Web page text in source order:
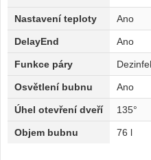
Nastavení teploty Ano
DelayEnd Ano
Funkce páry
Osvětlení bubnu Ano
Úhel otevření dveří 135°
Objem bubnu 76 l